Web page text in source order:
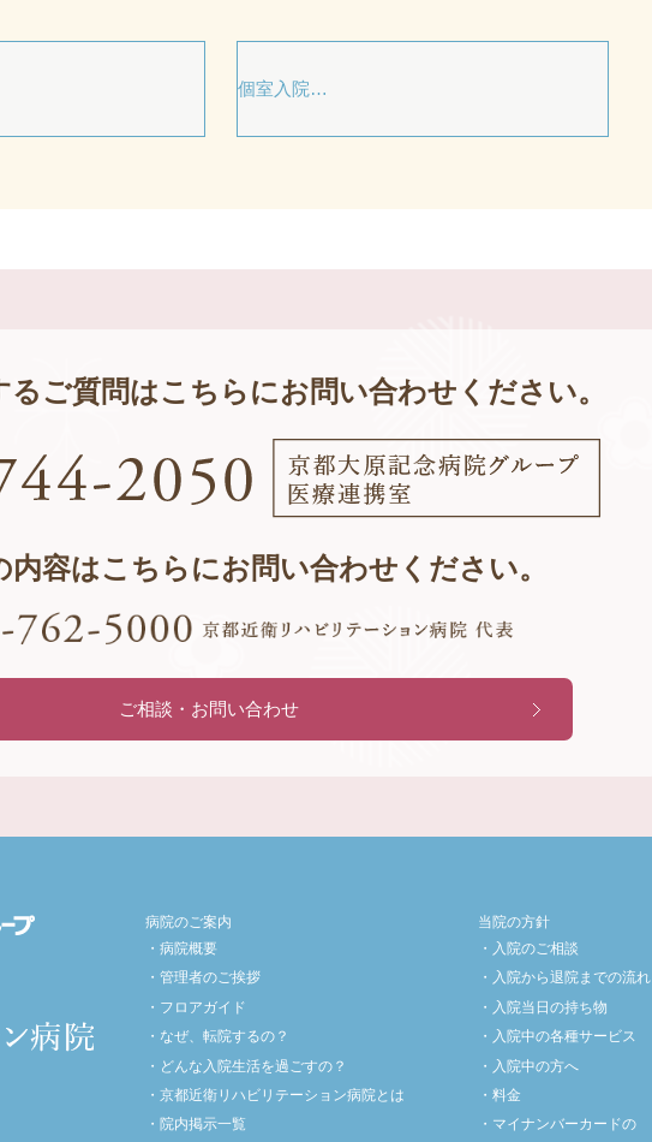
個室入院…
るご質問はこちらにお問い合わせください。
内容はこちらにお問い合わせください。
ご相談・お問い合わせ
病院のご案内
病院概要
管理者のご挨拶
フロアガイド
なぜ、転院するの？
どんな入院生活を過ごすの？
京都近衛リハビリテーション病院とは
院内掲示一覧
当院の方針
入院のご相談
入院から退院までの流れ
入院当日の持ち物
入院中の各種サービス
入院中の方へ
料金
マイナンバーカードの